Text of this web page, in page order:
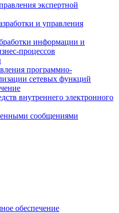
экспертной
и управления
информации и
процессов
программно-
сетевых функций
внутреннего электронного
сообщениями
обеспечение